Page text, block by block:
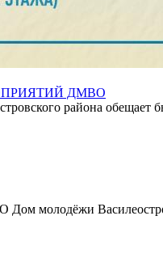
ДМВО
района обещает